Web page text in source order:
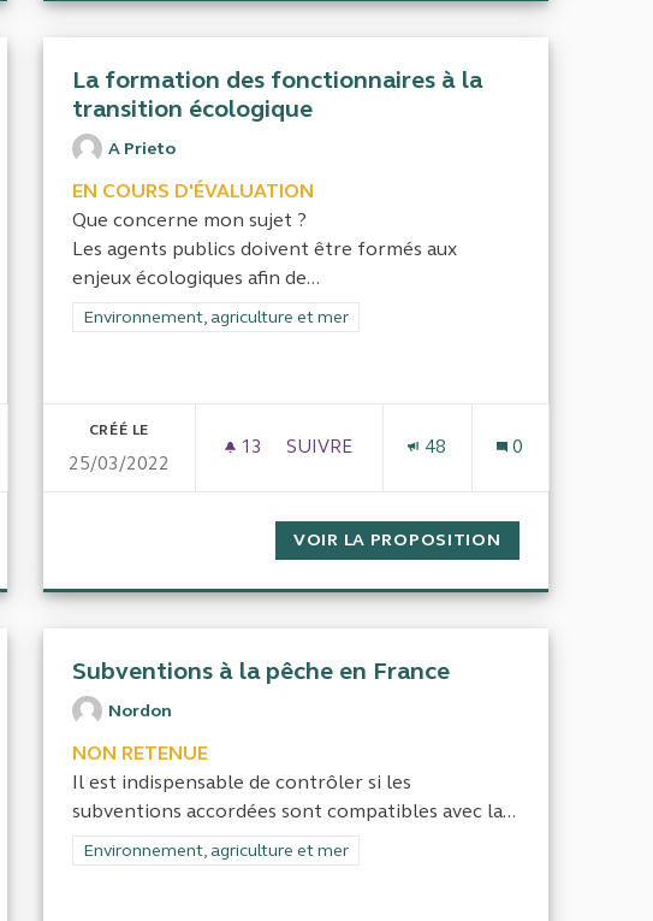
et mer
D'ACHAT DE NOURRITURE DANS LES LIEUX DE
L'EFFICITÉ DE LA POLITIQUE D'ACHAT DE NOURRITURE DANS LES
La formation des fonctionnaires à la
transition écologique
A Prieto
EN COURS D'ÉVALUATION
Que concerne mon sujet ?
Les agents publics doivent être formés aux
enjeux écologiques afin de...
Filtrer les résultats de la catégorie : Environnement, agriculture et mer
Environnement, agriculture et mer
CRÉÉ LE
25/03/2022
13 13 ABONNÉS
SUIVRE
48 0
VOIR LA PROPOSITION
et mer
Subventions à la pêche en France
Nordon
NON RETENUE
Il est indispensable de contrôler si les
subventions accordées sont compatibles avec la...
Filtrer les résultats de la catégorie : Environnement, agriculture et mer
Environnement, agriculture et mer